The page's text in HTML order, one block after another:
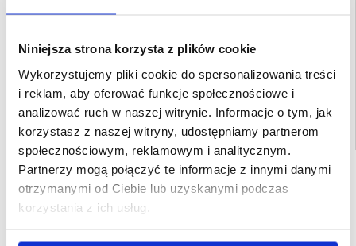
Niniejsza strona korzysta z plików cookie
Wykorzystujemy pliki cookie do spersonalizowania treści
i reklam, aby oferować funkcje społecznościowe i
analizować ruch w naszej witrynie. Informacje o tym, jak
korzystasz z naszej witryny, udostępniamy partnerom
społecznościowym, reklamowym i analitycznym.
Partnerzy mogą połączyć te informacje z innymi danymi
otrzymanymi od Ciebie lub uzyskanymi podczas
korzystania z ich usług.
EAN: 5714122487636
Powiązane kategorie:
Akcesoria do telefonów Etui & Akcesoria Motorola
Motorola Moto G55 Etui & Akcesoria
SZYBKA DOSTAWA
CLUB TRENDY